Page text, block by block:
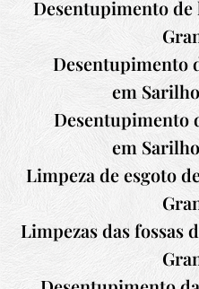
Desentupimento de
Desentupimento
em
Desentupimento
em
Limpeza de esgoto
Limpezas das fossas